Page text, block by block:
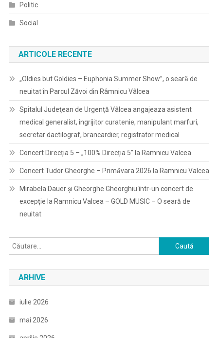
Politic
Social
ARTICOLE RECENTE
„Oldies but Goldies – Euphonia Summer Show”, o seară de
neuitat în Parcul Zăvoi din Râmnicu Vâlcea
Spitalul Judeţean de Urgenţă Vâlcea angajeaza asistent
medical generalist, ingrijitor curatenie, manipulant marfuri,
secretar dactilograf, brancardier, registrator medical
Concert Direcția 5 – „100% Direcția 5” la Ramnicu Valcea
Concert Tudor Gheorghe – Primăvara 2026 la Ramnicu Valcea
Mirabela Dauer și Gheorghe Gheorghiu într-un concert de
excepție la Ramnicu Valcea – GOLD MUSIC – O seară de
neuitat
Caută
după:
ARHIVE
iulie 2026
mai 2026